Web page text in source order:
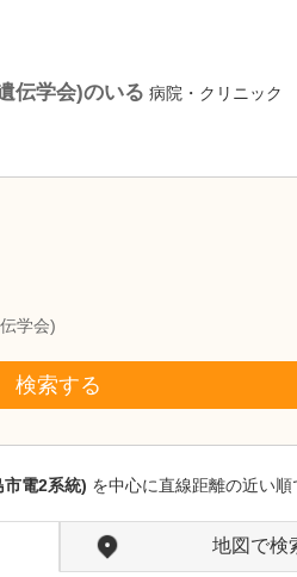
伝学会)のいる 病院・クリニック
学会)
検索する
電2系統) を中心に直線距離の近い
地図で検
新高島平サカモト眼
坂本 純平院
患者さんに質の高い